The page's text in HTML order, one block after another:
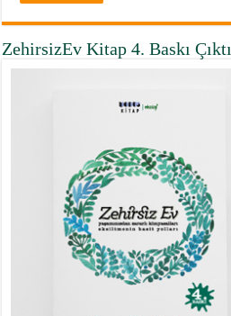
ZehirsizEv Kitap 4. Baskı Çıktı